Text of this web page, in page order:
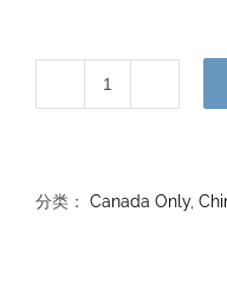
毫
分类： Canada Only,